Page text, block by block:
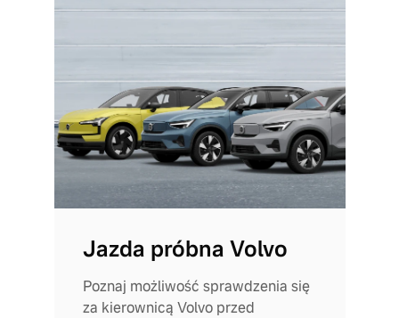
Jazda próbna Volvo
Poznaj możliwość sprawdzenia się
za kierownicą Volvo przed